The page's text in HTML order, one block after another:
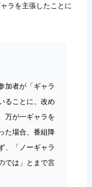
ラを主張したことに
加者が「ギャラ
ることに、改め
万が一ギャラを
た場合、番組降
、「ノーギャラ
では」とまで言